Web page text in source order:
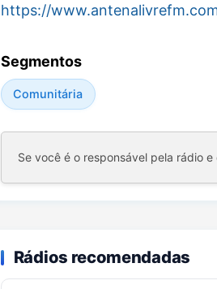
https://
Segmentos
Comunitária
Se você é o responsável pela rádio
Rádios recomendadas